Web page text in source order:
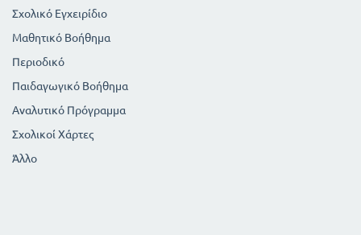
Σχολικό Εγχειρίδιο
Μαθητικό Βοήθημα
Περιοδικό
Παιδαγωγικό Βοήθημα
Αναλυτικό Πρόγραμμα
Σχολικοί Χάρτες
Άλλο